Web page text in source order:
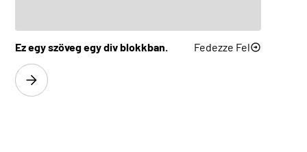
FlatLine M80 Fedezze Fel
Ez egy szöveg egy div blokkban. Fedezze Fel